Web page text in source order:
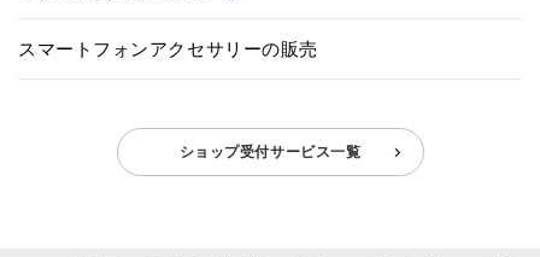
スマートフォンアクセサリーの販売
ショップ受付サービス一覧